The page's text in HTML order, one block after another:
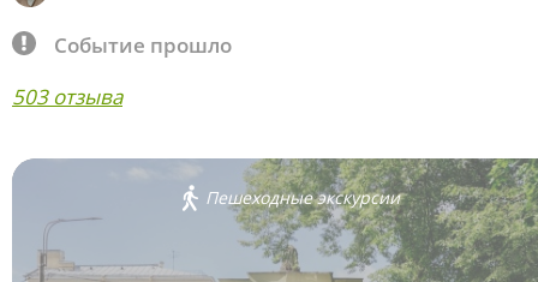
Событие прошло
503 отзыва
Пешеходные экскурсии